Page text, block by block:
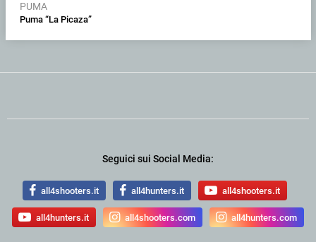
PUMA
Puma “La Picaza”
Seguici sui Social Media:
all4shooters.it all4hunters.it all4shooters.it
all4hunters.it all4shooters.com all4hunters.com